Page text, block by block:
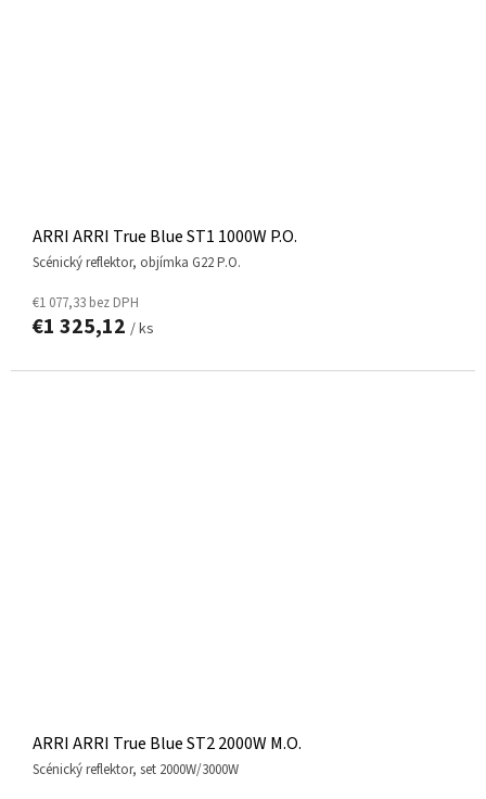
ARRI ARRI True Blue ST1 1000W P.O.
scénický reflektor, objímka G22 P.O.
€1 077,33 bez DPH
€1 325,12 / ks
ARRI ARRI True Blue ST2 2000W M.O.
scénický reflektor, set 2000W/3000W